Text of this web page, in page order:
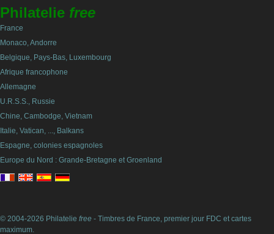
Philatelie free
France
Monaco, Andorre
Belgique, Pays-Bas, Luxembourg
Afrique francophone
Allemagne
U.R.S.S., Russie
Chine, Cambodge, Vietnam
Italie, Vatican, ..., Balkans
Espagne, colonies espagnoles
Europe du Nord : Grande-Bretagne et Groenland
© 2004-2026 Philatelie free - Timbres de France, premier jour FDC et cartes
maximum.